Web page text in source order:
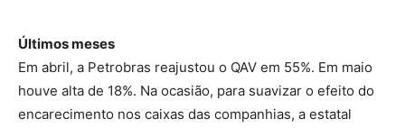
Últimos meses
Em abril, a Petrobras reajustou o QAV em 55%. Em maio
houve alta de 18%. Na ocasião, para suavizar o efeito do
encarecimento nos caixas das companhias, a estatal